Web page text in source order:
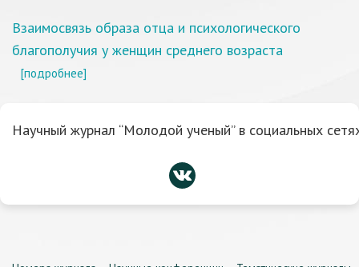
Взаимосвязь образа отца и психологического
благополучия у женщин среднего возраста
[подробнее]
Научный журнал “Молодой ученый” в социальных